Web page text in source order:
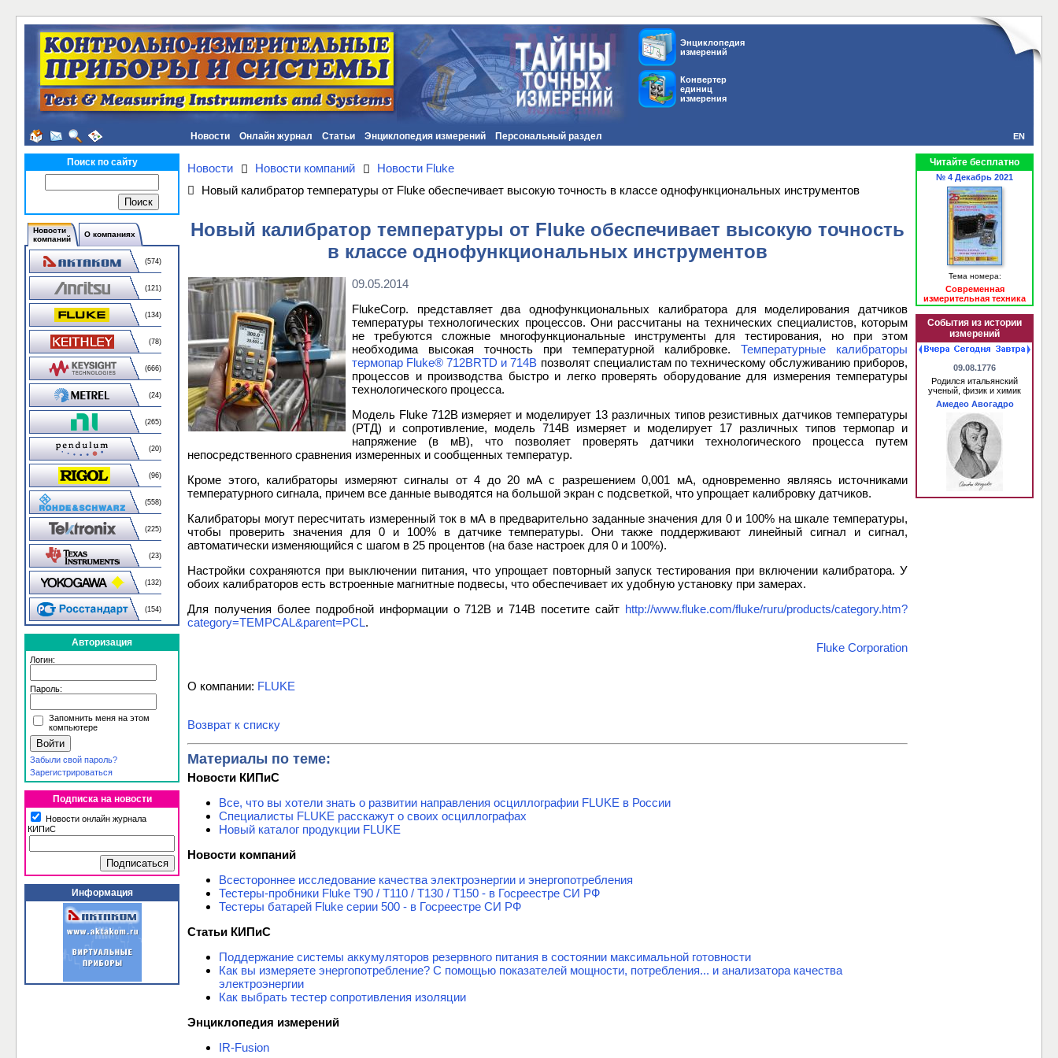
Энциклопедия
измерений
Конвертер
единиц
измерения
Новости Онлайн журнал Статьи Энциклопедия измерений Персональный раздел EN
Поиск по сайту
Новости
компаний
О компаниях
(574)
(121)
(134)
(78)
(666)
(24)
(265)
(20)
(96)
(558)
(225)
(23)
(132)
(154)
Авторизация
Логин:
Пароль:
Запомнить меня на этом
компьютере
Забыли свой пароль?
Зарегистрироваться
Подписка на новости
Новости онлайн журнала
КИПиС
Информация
Новости Новости компаний
Новости Fluke
Новый калибратор температуры от Fluke обеспечивает высокую точность в классе однофункциональных инструментов
Новый калибратор температуры от Fluke обеспечивает высокую точность
в классе однофункциональных инструментов
09.05.2014
FlukeCorp. представляет два однофункциональных калибратора для моделирования датчиков
температуры технологических процессов. Они рассчитаны на технических специалистов, которым
не требуются сложные многофункциональные инструменты для тестирования, но при этом
необходима высокая точность при температурной калибровке. Температурные калибраторы
термопар Fluke® 712BRTD и 714B позволят специалистам по техническому обслуживанию приборов,
процессов и производства быстро и легко проверять оборудование для измерения температуры
технологического процесса.
Модель Fluke 712B измеряет и моделирует 13 различных типов резистивных датчиков температуры
(РТД) и сопротивление, модель 714B измеряет и моделирует 17 различных типов термопар и
напряжение (в мВ), что позволяет проверять датчики технологического процесса путем
непосредственного сравнения измеренных и сообщенных температур.
Кроме этого, калибраторы измеряют сигналы от 4 до 20 мА с разрешением 0,001 мА, одновременно являясь источниками
температурного сигнала, причем все данные выводятся на большой экран с подсветкой, что упрощает калибровку датчиков.
Калибраторы могут пересчитать измеренный ток в мА в предварительно заданные значения для 0 и 100% на шкале температуры,
чтобы проверить значения для 0 и 100% в датчике температуры. Они также поддерживают линейный сигнал и сигнал,
автоматически изменяющийся с шагом в 25 процентов (на базе настроек для 0 и 100%).
Настройки сохраняются при выключении питания, что упрощает повторный запуск тестирования при включении калибратора. У
обоих калибраторов есть встроенные магнитные подвесы, что обеспечивает их удобную установку при замерах.
Для получения более подробной информации о 712B и 714B посетите сайт http://www.fluke.com/fluke/ruru/products/category.htm?
category=TEMPCAL&parent=PCL.
Fluke Corporation
О компании: FLUKE
Возврат к списку
Материалы по теме:
Новости КИПиС
Все, что вы хотели знать о развитии направления осциллографии FLUKE в России
Специалисты FLUKE расскажут о своих осциллографах
Новый каталог продукции FLUKE
Новости компаний
Всестороннее исследование качества электроэнергии и энергопотребления
Тестеры-пробники Fluke T90 / T110 / T130 / T150 - в Госреестре СИ РФ
Тестеры батарей Fluke серии 500 - в Госреестре СИ РФ
Статьи КИПиС
Поддержание системы аккумуляторов резервного питания в состоянии максимальной готовности
Как вы измеряете энергопотребление? С помощью показателей мощности, потребления... и анализатора качества
электроэнергии
Как выбрать тестер сопротивления изоляции
Энциклопедия измерений
IR-Fusion
Читайте бесплатно
№ 4 Декабрь 2021
Тема номера:
Современная
измерительная техника
События из истории
измерений
09.08.1776
Родился итальянский
ученый, физик и химик
Амедео Авогадро